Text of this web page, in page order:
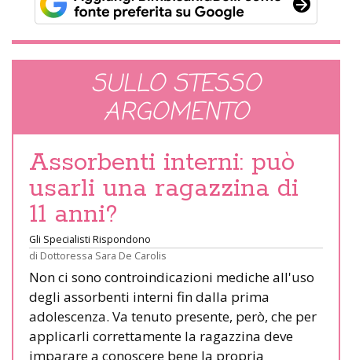
SULLO STESSO
ARGOMENTO
Assorbenti interni: può
usarli una ragazzina di
11 anni?
Gli Specialisti Rispondono
di Dottoressa Sara De Carolis
Non ci sono controindicazioni mediche all'uso
degli assorbenti interni fin dalla prima
adolescenza. Va tenuto presente, però, che per
applicarli correttamente la ragazzina deve
imparare a conoscere bene la propria